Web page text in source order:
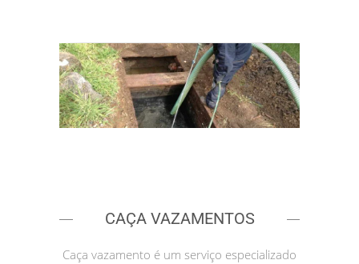
CAÇA VAZAMENTOS
Caça vazamento é um serviço especializado